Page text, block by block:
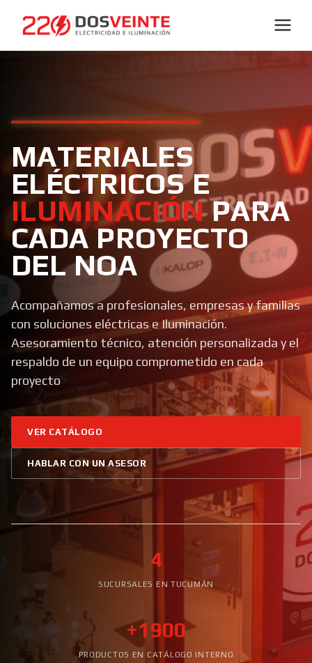
MATERIALES
ELÉCTRICOS E
ILUMINACIÓNPARA
CADA PROYECTO
DEL NOA
Acompañamos a profesionales, empresas y familias
con soluciones eléctricas e Iluminación.
Asesoramiento técnico, atención personalizada y el
respaldo de un equipo comprometido en cada
proyecto
VER CATÁLOGO
HABLAR CON UN ASESOR
4
SUCURSALES EN TUCUMÁN
+1900
PRODUCTOS EN CATÁLOGO INTERNO